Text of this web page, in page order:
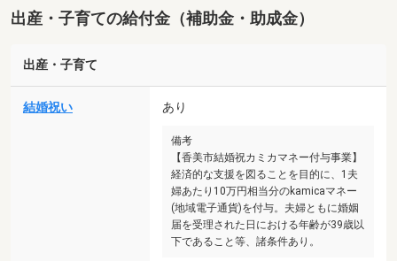
出産・子育ての給付金（補助金・助成金）
出産・子育て
結婚祝い あり
備考
【香美市結婚祝カミカマネー付与事業】
経済的な支援を図ることを目的に、1夫
婦あたり10万円相当分のkamicaマネー
(地域電子通貨)を付与。夫婦ともに婚姻
届を受理された日における年齢が39歳以
下であること等、諸条件あり。